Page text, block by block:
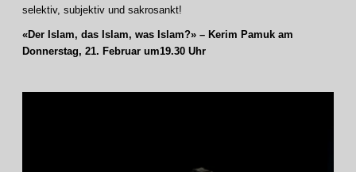
selektiv, subjektiv und sakrosankt!
«Der Islam, das Islam, was Islam?» – Kerim Pamuk am
Donnerstag, 21. Februar um19.30 Uhr